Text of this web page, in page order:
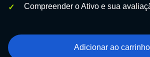
Compreender o Ativo e sua
Adicionar ao carrinho